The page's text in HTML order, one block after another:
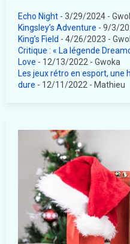
Echo Night - 3/29/2024 -
Kingsley’s Adventure - 9/3/
King’s Field - 4/26/2023 -
Critique : « La légende
Love - 12/13/2022 - Gwoka
Les jeux rétro en esport, une
dure - 12/11/2022 - Mathieu